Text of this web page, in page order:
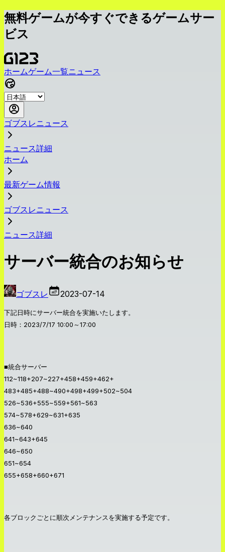
無料ゲームが今すぐできるゲームサー
ビス
ホームゲーム一覧ニュース
ゴブスレニュース
ニュース詳細
ホーム
最新ゲーム情報
ゴブスレニュース
ニュース詳細
サーバー統合のお知らせ
ゴブスレ 2023-07-14
下記日時にサーバー統合を実施いたします。
日時：2023/7/17 10:00～17:00
■統合サーバー
112~118+207~227+458+459+462+
483+485+488~490+498+499+502~504
526~536+555~559+561~563
574~578+629~631+635
636~640
641~643+645
646~650
651~654
655+658+660+671
各ブロックごとに順次メンテナンスを実施する予定です。